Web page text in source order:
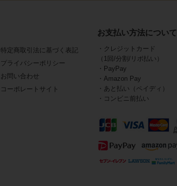
特定商取引法に基づく表記
プライバシーポリシー
お問い合わせ
コーポレートサイト
お支払い方法について
・クレジットカード
（1回/分割/リボ払い）
・PayPay
・Amazon Pay
・あと払い（ペイディ）
・コンビニ前払い